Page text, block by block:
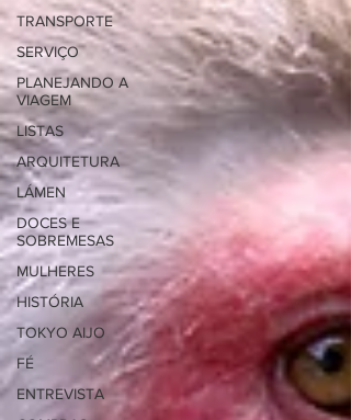
TRANSPORTE
SERVIÇO
PLANEJANDO A
VIAGEM
LISTAS
ARQUITETURA
LÁMEN
DOCES E
SOBREMESAS
MULHERES
HISTÓRIA
TOKYO AIJO
FÉ
ENTREVISTA